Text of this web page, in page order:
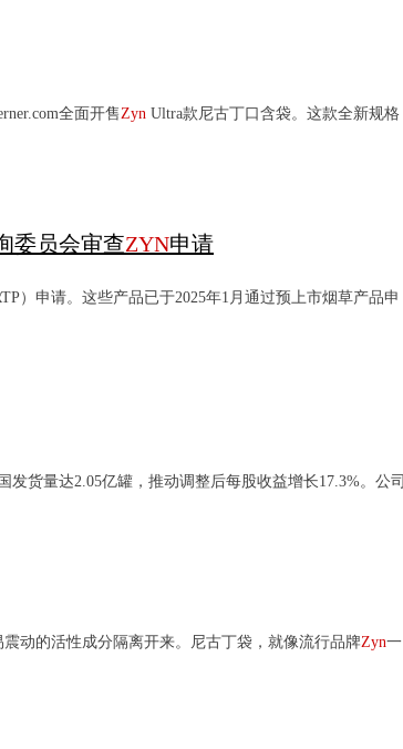
全面开售Zyn Ultra款尼古丁口含袋。这款全新规格
委员会审查ZYN申请
）申请。这些产品已于2025年1月通过预上市烟草产品申
发货量达2.05亿罐，推动调整后每股收益增长17.3%。公司
动的活性成分隔离开来。尼古丁袋，就像流行品牌Zyn一